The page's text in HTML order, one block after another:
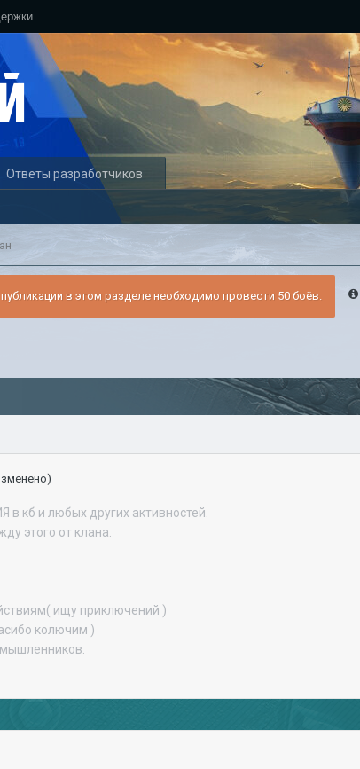
Ответы разработчиков
в этом разделе необходимо провести 50 боёв.
кб и любых других активностей.
этого от клана.
ищу приключений )
колючим )